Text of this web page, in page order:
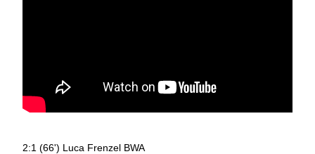
2:1 (66') Luca Frenzel BWA